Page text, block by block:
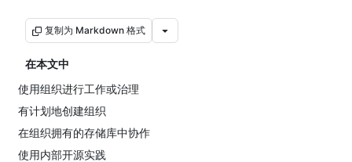
复制为 Markdown 格式
在本文中
使用组织进行工作或治理
有计划地创建组织
在组织拥有的存储库中协作
使用内部开源实践